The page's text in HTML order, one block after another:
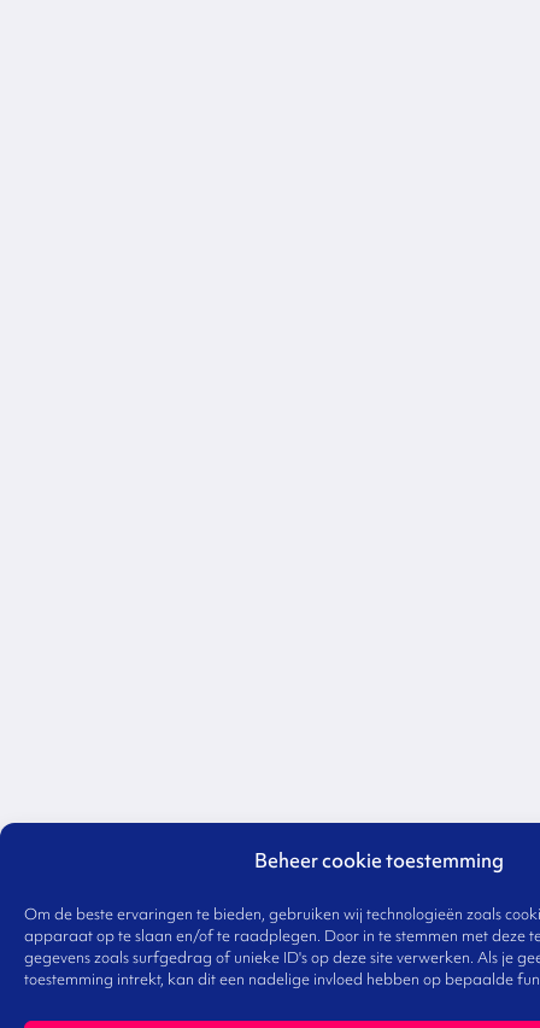
Beheer cookie toestemming
Om de beste ervaringen te bieden, gebruiken wij technologieën zoals
apparaat op te slaan en/of te raadplegen. Door in te stemmen met deze
gegevens zoals surfgedrag of unieke ID's op deze site verwerken. Als je
toestemming intrekt, kan dit een nadelige invloed hebben op bepaalde